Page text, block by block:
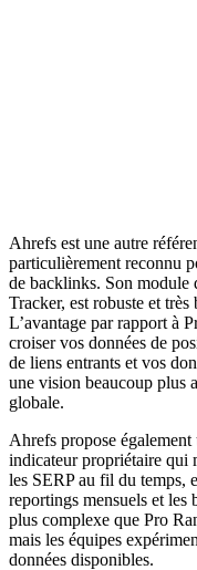
Ahrefs est une autre
particulièrement reconnu
de backlinks. Son module
Tracker, est robuste et
L’avantage par rapport à
croiser vos données de
de liens entrants et vos
une vision beaucoup plus
globale.
Ahrefs propose
indicateur propriétaire qui
les SERP au fil du temps,
reportings mensuels et les
plus complexe que Pro
mais les équipes
données disponibles.